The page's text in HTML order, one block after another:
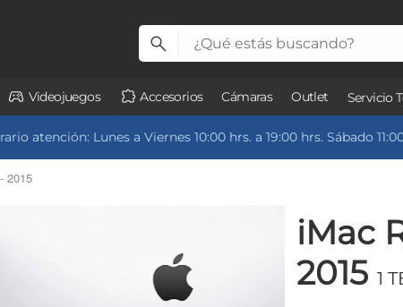
Videojuegos Accesorios Cámaras Outlet Servicio
atención: Lunes a Viernes 10:00 hrs. a 19:00 hrs. Sábado
2015
iMac
20151